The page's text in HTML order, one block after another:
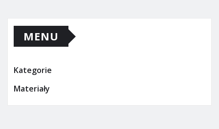
MENU
Kategorie
Materiały